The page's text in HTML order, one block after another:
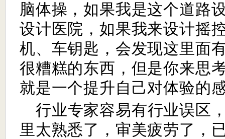
脑体操，如果我是这个道路
设计医院，如果我来设计摇
机、车钥匙，会发现这里面
很糟糕的东西，但是你来思
就是一个提升自己对体验的
行业专家容易有行业误区
里太熟悉了，审美疲劳了，